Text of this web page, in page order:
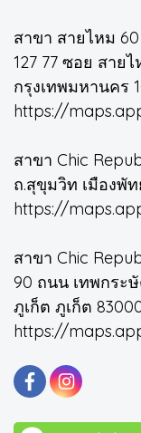
สาขา สายไหม 60
127 77 ซอย สาย
กรุงเทพมหานคร
https://
สาขา Chic
ถ.สุขุมวิท เมืองพั
https://
สาขา Chic
90 ถนน เทพกระ
ภูเก็ต ภูเก็ต
https://